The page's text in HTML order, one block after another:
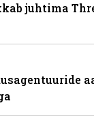
juhtima